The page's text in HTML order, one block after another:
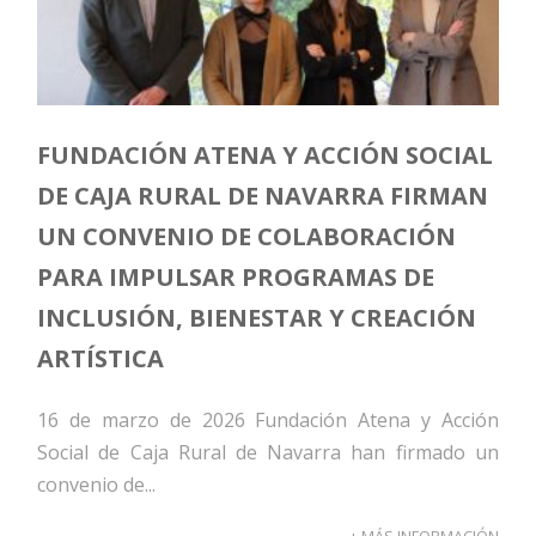
FUNDACIÓN ATENA Y ACCIÓN SOCIAL
DE CAJA RURAL DE NAVARRA FIRMAN
UN CONVENIO DE COLABORACIÓN
PARA IMPULSAR PROGRAMAS DE
INCLUSIÓN, BIENESTAR Y CREACIÓN
ARTÍSTICA
16 de marzo de 2026 Fundación Atena y Acción
Social de Caja Rural de Navarra han firmado un
convenio de...